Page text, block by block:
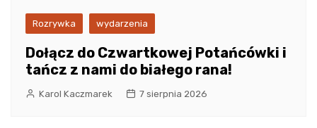
Rozrywka wydarzenia
Dołącz do Czwartkowej Potańcówki i
tańcz z nami do białego rana!
Karol Kaczmarek 7 sierpnia 2026